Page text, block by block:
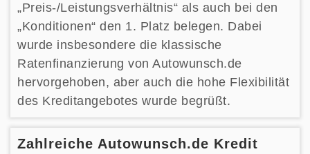
„Preis-/Leistungsverhältnis“ als auch bei den
„Konditionen“ den 1. Platz belegen. Dabei
wurde insbesondere die klassische
Ratenfinanzierung von Autowunsch.de
hervorgehoben, aber auch die hohe Flexibilität
des Kreditangebotes wurde begrüßt.
Zahlreiche Autowunsch.de Kredit